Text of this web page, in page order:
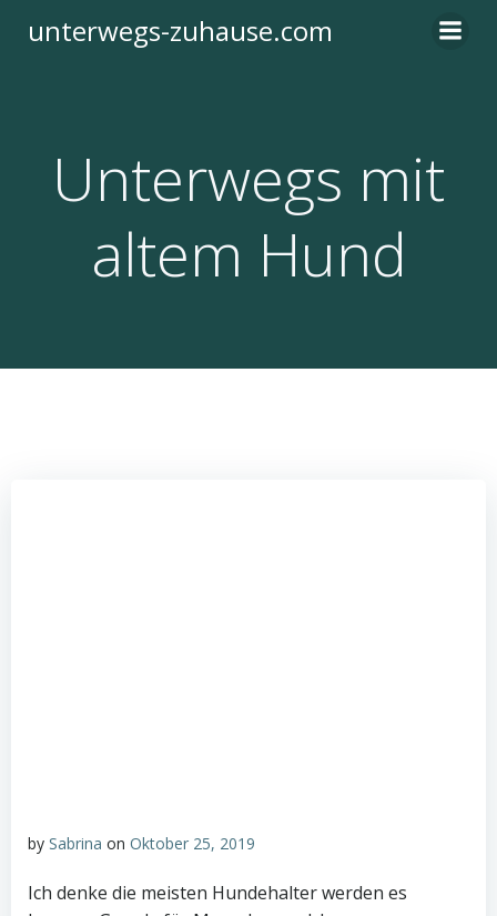
Inhalt
unterwegs-zuhause.com
Unterwegs mit
altem Hund
by Sabrina on Oktober 25, 2019
Ich denke die meisten Hundehalter werden es